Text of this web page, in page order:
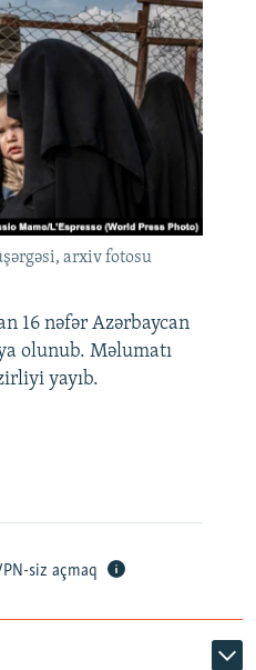
arxiv fotosu
16 nəfər Azərbaycan
olunub. Məlumatı
yayıb.
siz açmaq